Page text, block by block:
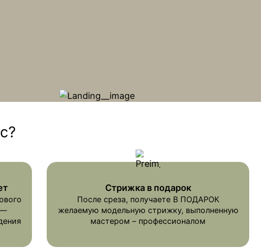
—
Стрижка в подарок
После среза, получаете В ПОДАРОК
желаемую модельную стрижку, выполненную
мастером – профессионалом